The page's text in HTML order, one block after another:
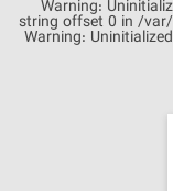
Warning:
string offset 0 in /
Warning: